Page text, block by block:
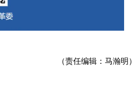
（责任编辑：马瀚明）